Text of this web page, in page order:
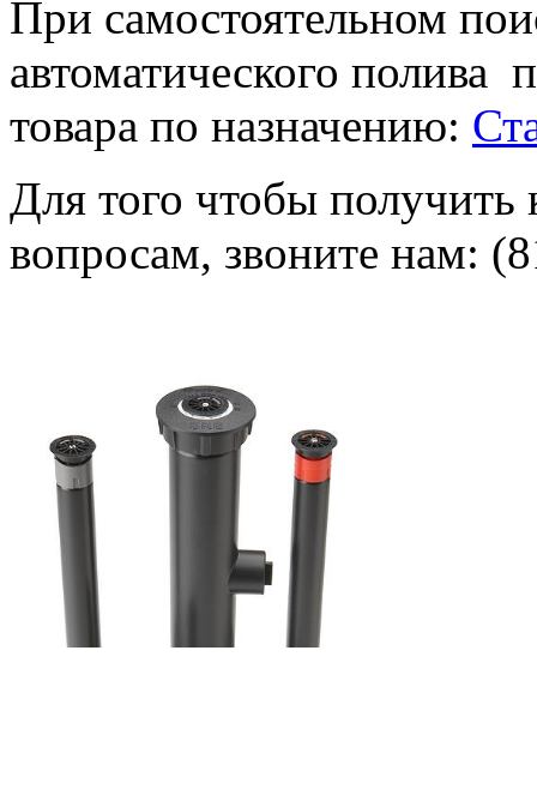
При самостоятельном
автоматического полива
товара по назначению:
Для того чтобы
вопросам, звоните нам: